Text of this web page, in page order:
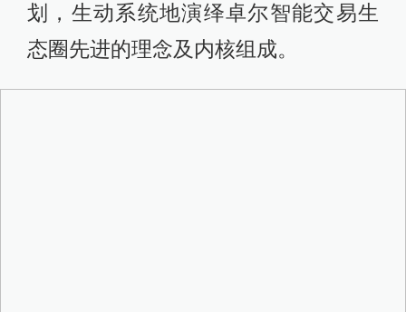
划，生动系统地演绎卓尔智能交易生
态圈先进的理念及内核组成。